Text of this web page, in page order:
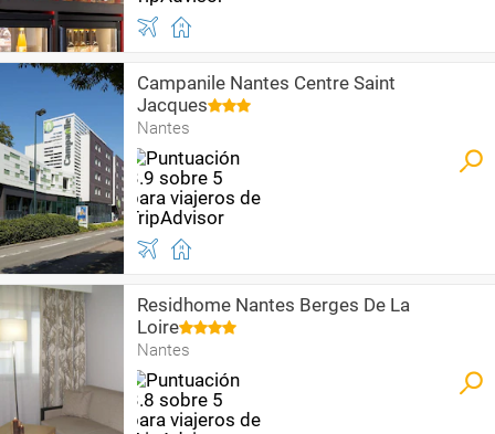
Campanile Nantes Centre Saint
Jacques
Nantes
Residhome Nantes Berges De La
Loire
Nantes